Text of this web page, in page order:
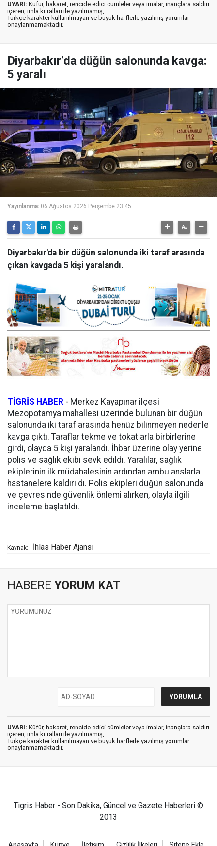
UYARI: Küfür, hakaret, rencide edici cümleler veya imalar, inançlara saldırı
içeren, imla kuralları ile yazılmamış,
Türkçe karakter kullanılmayan ve büyük harflerle yazılmış yorumlar
onaylanmamaktadır.
Diyarbakır’da düğün salonunda kavga:
5 yaralı
Yayınlanma: 06 Ağustos 2026 Perşembe 23:45
Diyarbakır'da bir düğün salonunda iki taraf arasında
çıkan kavgada 5 kişi yaralandı.
TİGRİS HABER - Merkez Kayapınar ilçesi
Mezopotamya mahallesi üzerinde bulunan bir düğün
salonunda iki taraf arasında henüz bilinmeyen nedenle
kavga çıktı. Taraflar tekme ve tokatlarla birbirlerine
girdi, olayda 5 kişi yaralandı. İhbar üzerine olay yerine
polis ve sağlık ekibi sevk edildi. Yaralılar, sağlık
ekiplerinin ilk müdahalesinin ardından ambulanslarla
hastanelere kaldırıldı. Polis ekipleri düğün salonunda
ve çevresinde güvenlik önlemi alırken, olayla ilgili
inceleme başlatıldı.
Kaynak: İhlas Haber Ajansı
HABERE YORUM KAT
UYARI: Küfür, hakaret, rencide edici cümleler veya imalar, inançlara saldırı
içeren, imla kuralları ile yazılmamış,
Türkçe karakter kullanılmayan ve büyük harflerle yazılmış yorumlar
onaylanmamaktadır.
Tigris Haber - Son Dakika, Güncel ve Gazete Haberleri ©
2013